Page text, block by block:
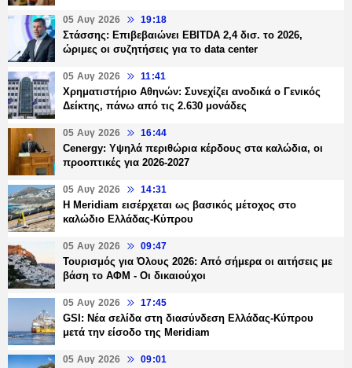
05 Αυγ 2026 19:18
Στάσσης: Επιβεβαιώνει EBITDA 2,4 δισ. το 2026,
ώριμες οι συζητήσεις για το data center
05 Αυγ 2026 11:41
Χρηματιστήριο Αθηνών: Συνεχίζει ανοδικά ο Γενικός
Δείκτης, πάνω από τις 2.630 μονάδες
05 Αυγ 2026 16:44
Cenergy: Υψηλά περιθώρια κέρδους στα καλώδια, οι
προοπτικές για 2026-2027
05 Αυγ 2026 14:31
Η Meridiam εισέρχεται ως βασικός μέτοχος στο
καλώδιο Ελλάδας-Κύπρου
05 Αυγ 2026 09:47
Τουρισμός για Όλους 2026: Από σήμερα οι αιτήσεις με
βάση το ΑΦΜ - Οι δικαιούχοι
05 Αυγ 2026 17:45
GSI: Νέα σελίδα στη διασύνδεση Ελλάδας-Κύπρου
μετά την είσοδο της Meridiam
05 Αυγ 2026 09:01